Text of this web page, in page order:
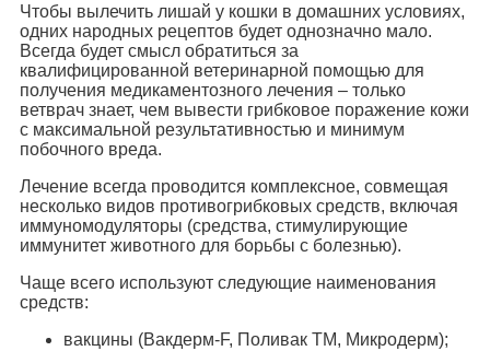
Чтобы вылечить лишай у кошки в домашних условиях,
одних народных рецептов будет однозначно мало.
Всегда будет смысл обратиться за
квалифицированной ветеринарной помощью для
получения медикаментозного лечения – только
ветврач знает, чем вывести грибковое поражение кожи
с максимальной результативностью и минимум
побочного вреда.
Лечение всегда проводится комплексное, совмещая
несколько видов противогрибковых средств, включая
иммуномодуляторы (средства, стимулирующие
иммунитет животного для борьбы с болезнью).
Чаще всего используют следующие наименования
средств:
вакцины (Вакдерм-F, Поливак ТМ, Микродерм);